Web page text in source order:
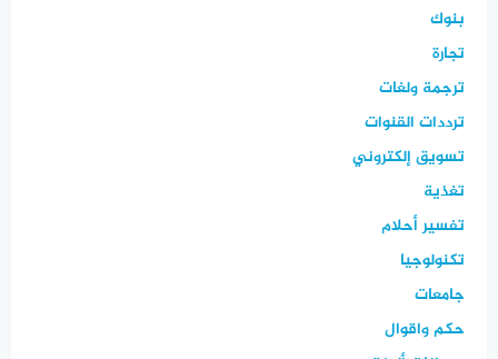
بنوك
تجارة
ترجمة ولغات
ترددات القنوات
تسويق إلكتروني
تغذية
تفسير أحلام
تكنولوجيا
جامعات
حكم واقوال